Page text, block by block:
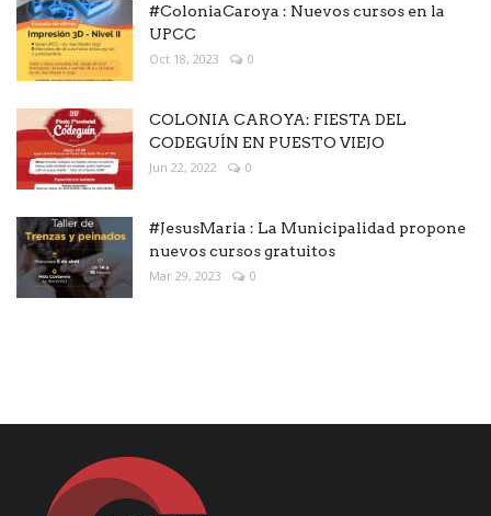
#ColoniaCaroya : Nuevos cursos en la
UPCC
Oct 18, 2023 0
COLONIA CAROYA: FIESTA DEL
CODEGUÍN EN PUESTO VIEJO
Jun 22, 2022 0
#JesusMaria : La Municipalidad propone
nuevos cursos gratuitos
Mar 29, 2023 0